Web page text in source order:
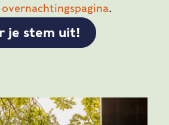
overnachtingspagina.
je stem uit!